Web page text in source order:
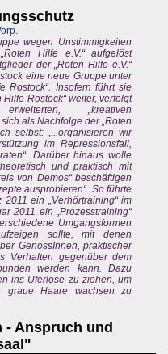
wegen Unstimmigkeiten
Hilfe e.V.“ aufgelöst
der „Roten Hilfe e.V.“
eine neue Gruppe unter
Rostock“. Insofern führt sie
Rostock“ weiter, verfolgt
„kreativen
als Nachfolge der „Roten
selbst: „...organisieren wir
im Repressionsfall,
Darüber hinaus wolle
und praktisch mit
von Demos“ beschäftigen
ausprobieren“. So führte
ein „Verhörtraining“ im
2011 ein „Prozesstraining“
Umgangsformen
sollte, mit denen
GenossInnen, praktischer
Verhalten gegenüber dem
werden kann. Dazu
ins Uferlose zu ziehen, um
graue Haare wachsen zu
- Anspruch und